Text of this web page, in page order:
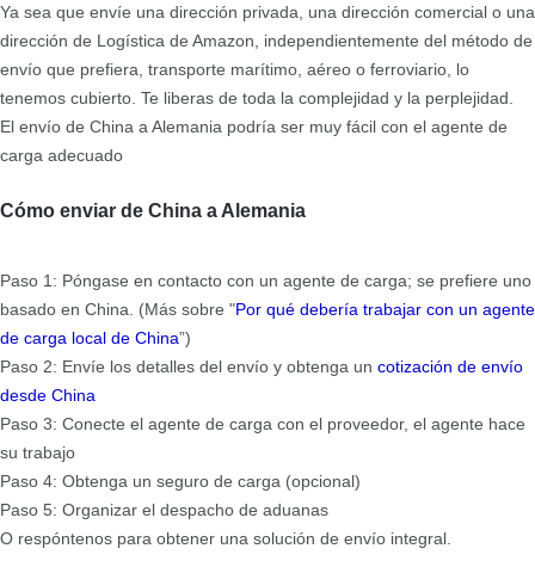
Ya sea que envíe una dirección privada, una dirección comercial o una
dirección de Logística de Amazon, independientemente del método de
envío que prefiera, transporte marítimo, aéreo o ferroviario, lo
tenemos cubierto. Te liberas de toda la complejidad y la perplejidad.
El envío de China a Alemania podría ser muy fácil con el agente de
carga adecuado
Cómo enviar de China a Alemania
Paso 1: Póngase en contacto con un agente de carga; se prefiere uno
basado en China. (Más sobre "Por qué debería trabajar con un agente
de carga local de China”)
Paso 2: Envíe los detalles del envío y obtenga un cotización de envío
desde China
Paso 3: Conecte el agente de carga con el proveedor, el agente hace
su trabajo
Paso 4: Obtenga un seguro de carga (opcional)
Paso 5: Organizar el despacho de aduanas
O respóntenos para obtener una solución de envío integral.